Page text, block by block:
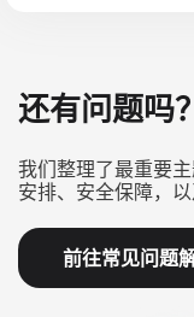
还有问题吗？
我们整理了最重要
安排、安全保障，
前往常见问题